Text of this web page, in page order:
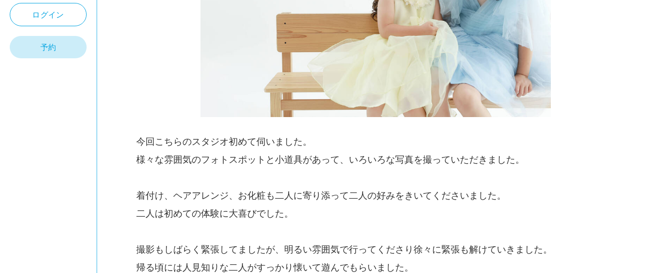
ログイン
予約
今回こちらのスタジオ初めて伺いました。
様々な雰囲気のフォトスポットと小道具があって、いろいろな写真を撮っていただきました。
着付け、ヘアアレンジ、お化粧も二人に寄り添って二人の好みをきいてくださいました。
二人は初めての体験に大喜びでした。
撮影もしばらく緊張してましたが、明るい雰囲気で行ってくださり徐々に緊張も解けていきました。
帰る頃には人見知りな二人がすっかり懐いて遊んでもらいました。